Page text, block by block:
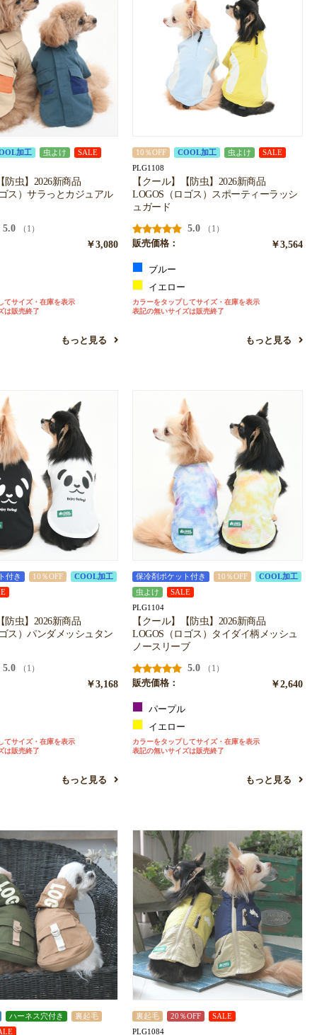
加工 虫よけ SALE
防虫】2026新商品
ス）サラっとカジュアル
（1）
￥3,080
てサイズ・在庫を表示
は販売終了
もっと見る
10％OFF COOL加工 虫よけ SALE
PLG1108
【クール】【防虫】2026新商品
LOGOS（ロゴス）スポーティーラッシ
ュガード
5.0
（1）
販売価格：
￥3,564
ブルー
イエロー
カラーをタップしてサイズ・在庫を表示
表記の無いサイズは販売終了
もっと見る
付き 10％OFF
COOL加工
防虫】2026新商品
ス）パンダメッシュタン
（1）
￥3,168
てサイズ・在庫を表示
は販売終了
もっと見る
保冷剤ポケット付き 10％OFF
COOL加工
虫よけ
SALE
PLG1104
【クール】【防虫】2026新商品
LOGOS（ロゴス）タイダイ柄メッシュ
ノースリーブ
5.0
（1）
販売価格：
￥2,640
パープル
イエロー
カラーをタップしてサイズ・在庫を表示
表記の無いサイズは販売終了
もっと見る
ハーネス穴付き
裏起毛
裏起毛 20％OFF SALE
PLG1084